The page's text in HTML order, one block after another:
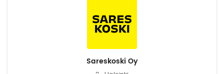
Sareskoski Oy